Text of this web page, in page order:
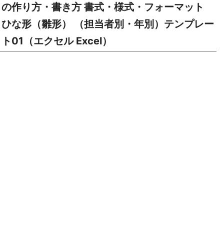
の作り方・書き方 書式・様式・フォーマット
ひな形（雛形） （担当者別・年別）テンプレー
ト01（エクセル Excel）